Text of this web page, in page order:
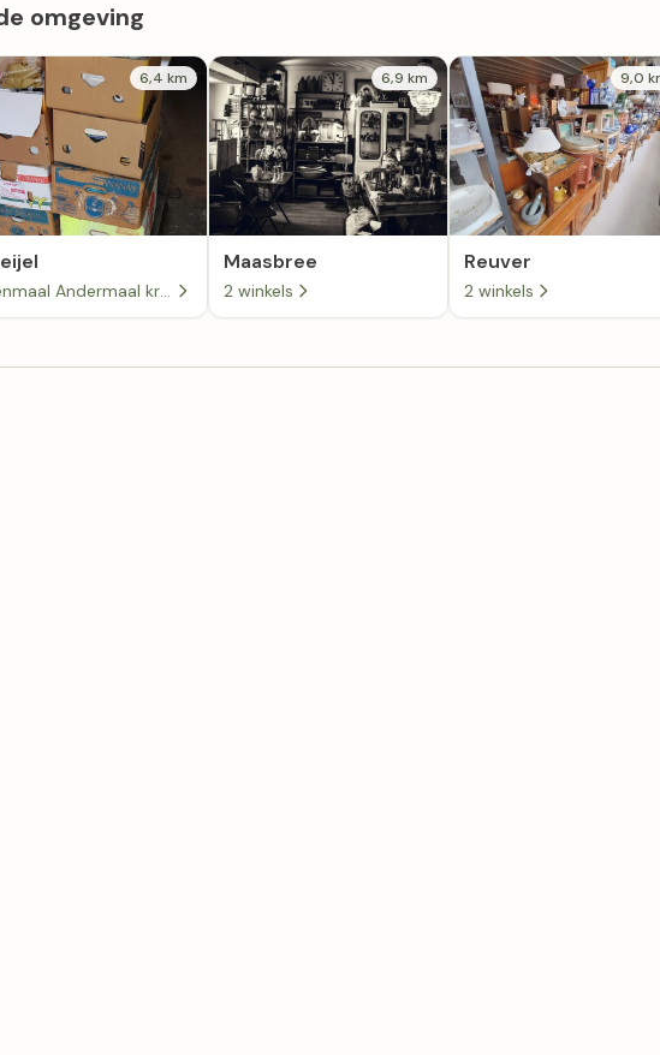
omgeving
6,4 km 6,9 km
Maasbree
2 winkels
9,0
Reuver
2 winkels